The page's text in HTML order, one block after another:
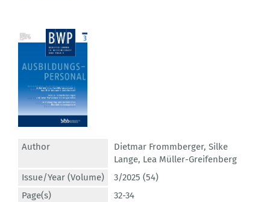
Author Dietmar Frommberger, Silke
Lange, Lea Müller-Greifenberg
Issue/Year (Volume)
3/2025 (54)
Page(s)
32-34